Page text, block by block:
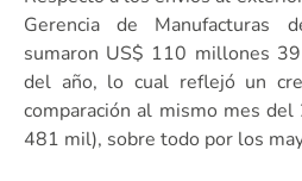
Gerencia de Manufacturas
sumaron US$ 110 millones
del año, lo cual reflejó un
comparación al mismo mes
481 mil), sobre todo por los